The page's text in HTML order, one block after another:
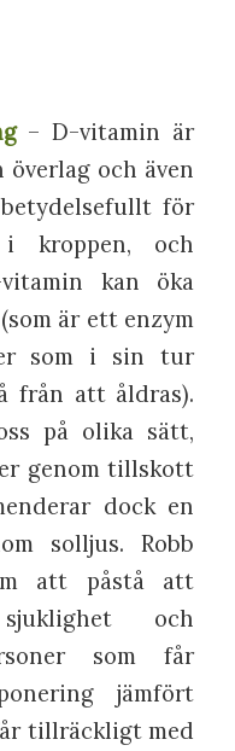
– D-vitamin är
och även
för
kroppen, och
kan öka
är ett enzym
som i sin tur
från att åldras).
på olika sätt,
genom tillskott
dock en
solljus. Robb
att påstå att
och
som får
jämfört
tillräckligt med